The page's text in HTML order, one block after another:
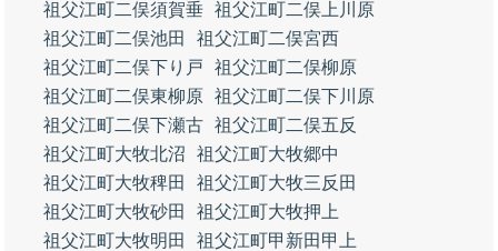
祖父江町二俣須賀垂 祖父江町二俣上川原
祖父江町二俣池田
祖父江町二俣宮西
祖父江町二俣下り戸
祖父江町二俣柳原
祖父江町二俣東柳原 祖父江町二俣下川原
祖父江町二俣下瀬古 祖父江町二俣五反
祖父江町大牧北沼
祖父江町大牧郷中
祖父江町大牧稗田
祖父江町大牧三反田
祖父江町大牧砂田
祖父江町大牧押上
祖父江町大牧明田
祖父江町甲新田甲上